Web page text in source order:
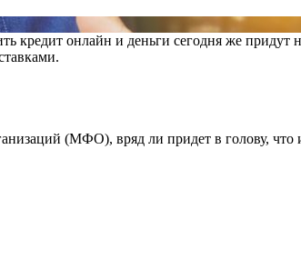
онлайн и деньги сегодня же придут
(МФО), вряд ли придет в голову, что